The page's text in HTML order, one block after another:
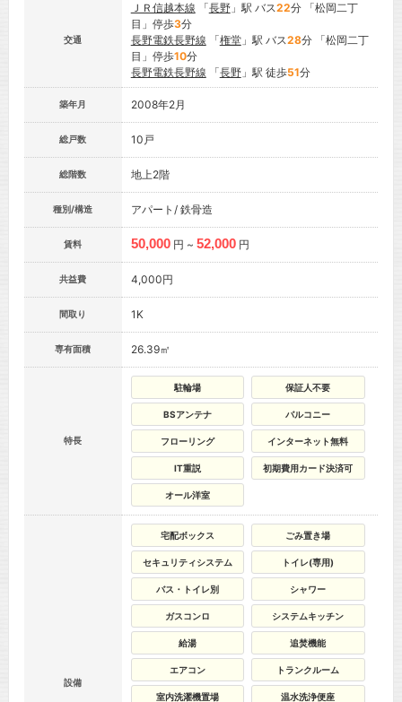
交通
ＪＲ信越本線 「長野」駅 バス22分 「松岡二丁
目」停歩3分
長野電鉄長野線 「権堂」駅 バス28分 「松岡二丁
目」停歩10分
長野電鉄長野線 「長野」駅 徒歩51分
築年月 2008年2月
総戸数 10戸
総階数 地上2階
種別/構造 アパート/ 鉄骨造
賃料 50,000 円 ~ 52,000 円
共益費 4,000円
間取り 1K
専有面積 26.39㎡
特長
駐輪場 保証人不要
BSアンテナ バルコニー
フローリング インターネット無料
IT重説 初期費用カード決済可
オール洋室
設備
宅配ボックス ごみ置き場
セキュリティシステム トイレ(専用)
バス・トイレ別 シャワー
ガスコンロ システムキッチン
給湯 追焚機能
エアコン トランクルーム
室内洗濯機置場 温水洗浄便座